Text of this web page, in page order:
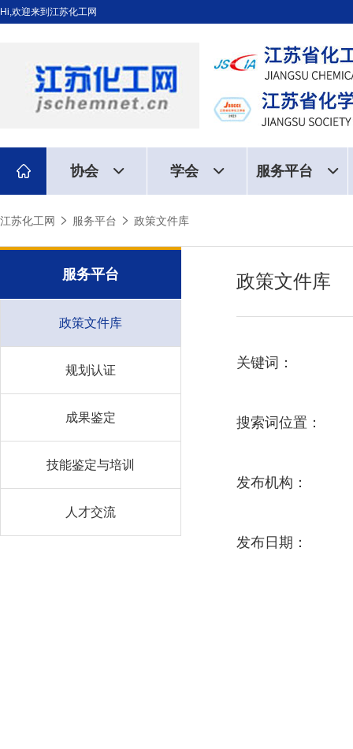
Hi,欢迎来到江苏化工网
协会 学会 服务平台
江苏化工网 服务平台 政策文件库
服务平台
政策文件库
规划认证
成果鉴定
技能鉴定与培训
人才交流
政策文件库
关键词：
搜索词位置：
发布机构：
发布日期：